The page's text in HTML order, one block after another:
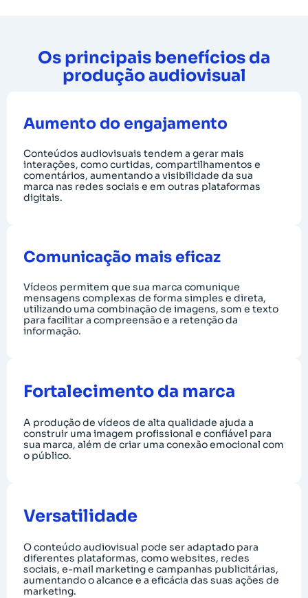
Os principais benefícios da
produção audiovisual
Aumento do engajamento
Conteúdos audiovisuais tendem a gerar mais
interações, como curtidas, compartilhamentos e
comentários, aumentando a visibilidade da sua
marca nas redes sociais e em outras plataformas
digitais.
Comunicação mais eficaz
Vídeos permitem que sua marca comunique
mensagens complexas de forma simples e direta,
utilizando uma combinação de imagens, som e texto
para facilitar a compreensão e a retenção da
informação.
Fortalecimento da marca
A produção de vídeos de alta qualidade ajuda a
construir uma imagem profissional e confiável para
sua marca, além de criar uma conexão emocional com
o público.
Versatilidade
O conteúdo audiovisual pode ser adaptado para
diferentes plataformas, como websites, redes
sociais, e-mail marketing e campanhas publicitárias,
aumentando o alcance e a eficácia das suas ações de
marketing.